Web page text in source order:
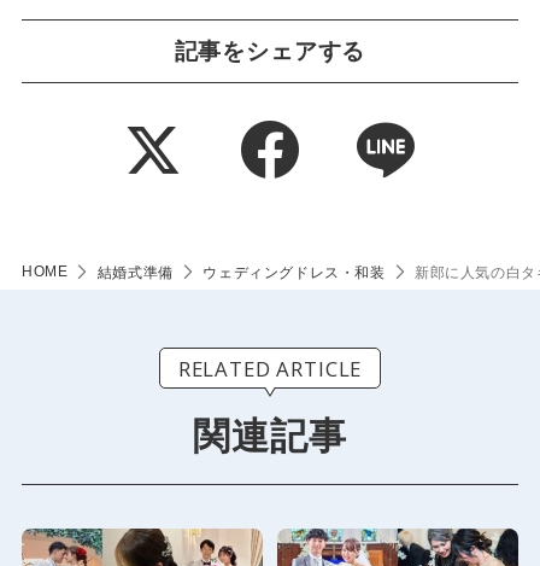
記事をシェアする
HOME 結婚式準備 ウェディングドレス・和装 新郎に人気の白
RELATED ARTICLE
関連記事